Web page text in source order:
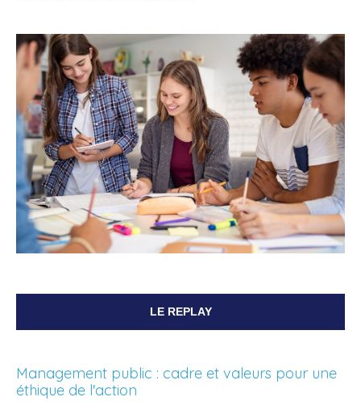
LE REPLAY
Management public : cadre et valeurs pour une
éthique de l'action